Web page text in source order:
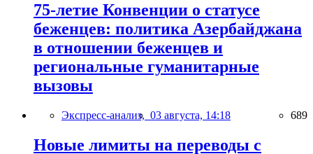
75-летие Конвенции о статусе
беженцев: политика Азербайджана
в отношении беженцев и
региональные гуманитарные
вызовы
Экспресс-анализ, 03 августа, 14:18 689
Новые лимиты на переводы с